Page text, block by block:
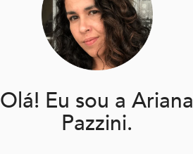
Olá! Eu sou a Ariana
Pazzini.